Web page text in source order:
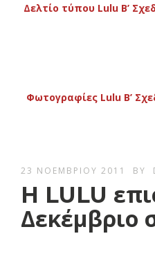
Δελτίο τύπου Lulu Β’
Φωτογραφίες Lulu Β’
23 ΝΟΕΜΒΡΊΟΥ 2011 BY
H LULU
Δεκέμβριο